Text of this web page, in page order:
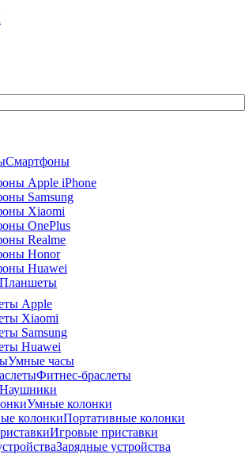
Смартфоны
Apple iPhone
Samsung
Xiaomi
OnePlus
Realme
Honor
Huawei
Планшеты
Apple
Xiaomi
Samsung
Huawei
Умные часы
Фитнес-браслеты
Наушники
Умные колонки
Портативные колонки
Игровые приставки
Зарядные устройства